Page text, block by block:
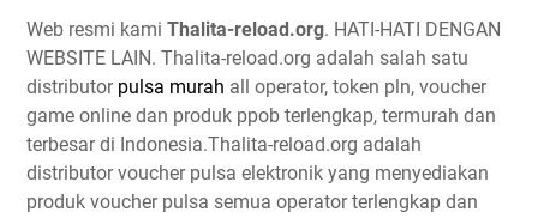
Web resmi kami Thalita-reload.org. HATI-HATI DENGAN
WEBSITE LAIN. Thalita-reload.org adalah salah satu
distributor pulsa murah all operator, token pln, voucher
game online dan produk ppob terlengkap, termurah dan
terbesar di Indonesia.Thalita-reload.org adalah
distributor voucher pulsa elektronik yang menyediakan
produk voucher pulsa semua operator terlengkap dan